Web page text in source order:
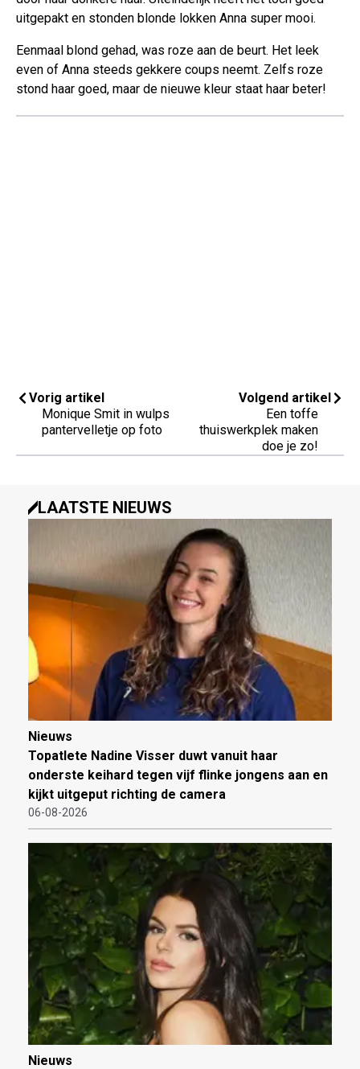
uitgepakt en stonden blonde lokken Anna super mooi.
Eenmaal blond gehad, was roze aan de beurt. Het leek
even of Anna steeds gekkere coups neemt. Zelfs roze
stond haar goed, maar de nieuwe kleur staat haar beter!
Vorig artikel
Monique Smit in wulps
pantervelletje op foto
Volgend artikel
Een toffe
thuiswerkplek maken
doe je zo!
LAATSTE NIEUWS
Nieuws
Topatlete Nadine Visser duwt vanuit haar
onderste keihard tegen vijf flinke jongens aan en
kijkt uitgeput richting de camera
06-08-2026
Nieuws